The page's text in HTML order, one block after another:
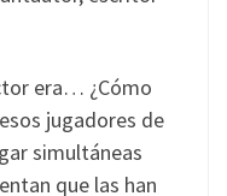
era… ¿Cómo
jugadores de
simultáneas
que las han